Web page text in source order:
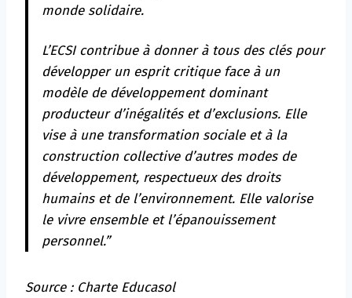
monde solidaire.
L’ECSI contribue à donner à tous des clés pour
développer un esprit critique face à un
modèle de développement dominant
producteur d’inégalités et d’exclusions. Elle
vise à une transformation sociale et à la
construction collective d’autres modes de
développement, respectueux des droits
humains et de l’environnement. Elle valorise
le vivre ensemble et l’épanouissement
personnel.”
Source : Charte Educasol